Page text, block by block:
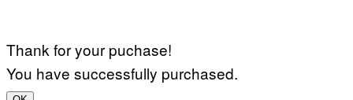
Thank for your puchase!
You have successfully purchased.